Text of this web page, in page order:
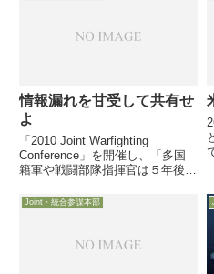
情報漏れを甘受して共有せ
よ
「2010 Joint Warfighting
Conference」を開催し、「多国
籍軍や戦闘部隊指揮官は５年後に
議論が行われました。この催しを
見出しで伝えています
Joint・統合参謀本部